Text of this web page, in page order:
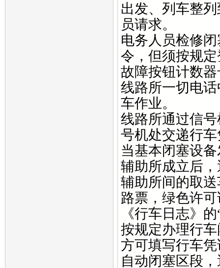
出发、列车整
员请求。
电务人员检修
令，但须按规
故障按钮计数
线路所一切电
车作业。
线路所通过信
号机处交递行
当基本闭塞设
辅助所成立后
辅助所间的取
路票，绿色许
《行车日志》
按规定办理行
方可填写行车
自动闭塞区段